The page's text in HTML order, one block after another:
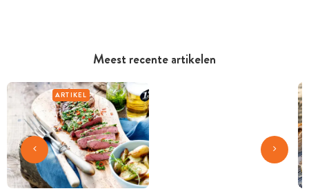
Meest recente artikelen
ARTIKEL